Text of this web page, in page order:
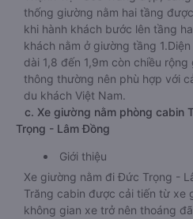
thống giường nằm hai tầng
khi hành khách bước lên tầng
khách nằm ở giường tầng
dài 1,8 đến 1,9m còn chiều
thông thường nên phù hợp với
du khách Việt Nam.
c. Xe giường nằm phòng cabin
Trọng - Lâm Đồng
Giới thiệu
Xe giường nằm đi Đức Trọng -
Trăng cabin được cải tiến từ xe
không gian xe trở nên thoáng